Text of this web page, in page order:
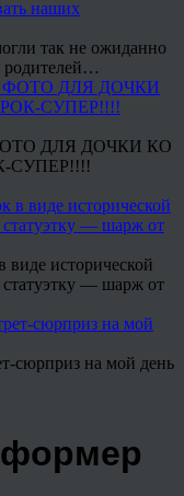
так не ожиданно
родителей…
ДЛЯ ДОЧКИ КО
СУПЕР!!!!
исторической
— шарж от
сюрприз на мой день